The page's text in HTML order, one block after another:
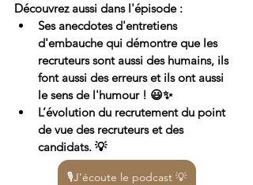
Découvrez aussi dans l'épisode :
Ses anecdotes d'entretiens
d'embauche qui démontre que les
recruteurs sont aussi des humains, ils
font aussi des erreurs et ils ont aussi
le sens de l'humour ! 😃✨
L’évolution du recrutement du point
de vue des recruteurs et des
candidats. 💡
🎙️J'écoute le podcast 💡